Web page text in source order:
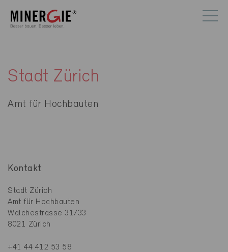
Stadt Zürich
Amt für Hochbauten
Kontakt
Stadt Zürich
Amt für Hochbauten
Walchestrasse 31/33
8021 Zürich
+41 44 412 53 58